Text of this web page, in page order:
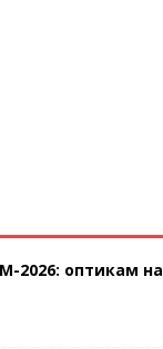
2026: оптикам на